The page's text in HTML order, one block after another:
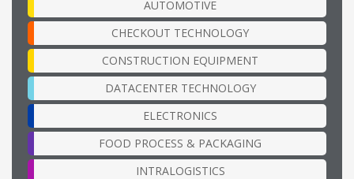
AUTOMOTIVE
CHECKOUT TECHNOLOGY
CONSTRUCTION EQUIPMENT
DATACENTER TECHNOLOGY
ELECTRONICS
FOOD PROCESS & PACKAGING
INTRALOGISTICS